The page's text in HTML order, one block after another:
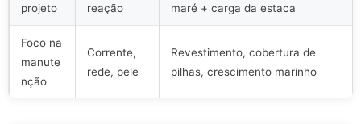
projeto
reação
maré + carga da estaca
Foco na
manute
nção
Corrente,
rede, pele
Revestimento, cobertura de
pilhas, crescimento marinho